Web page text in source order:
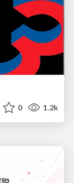
0 1.2k